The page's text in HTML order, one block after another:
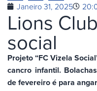
Janeiro 31, 2025
Lions
social
Projeto “FC Vizela
cancro infantil.
de fevereiro é para